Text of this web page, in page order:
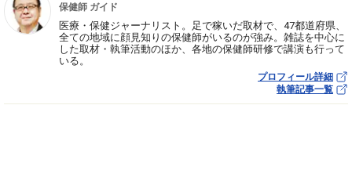
保健師 ガイド
医療・保健ジャーナリスト。足で稼いだ取材で、47都道府県、
全ての地域に顔見知りの保健師がいるのが強み。雑誌を中心に
した取材・執筆活動のほか、各地の保健師研修で講演も行って
いる。
プロフィール詳細
執筆記事一覧